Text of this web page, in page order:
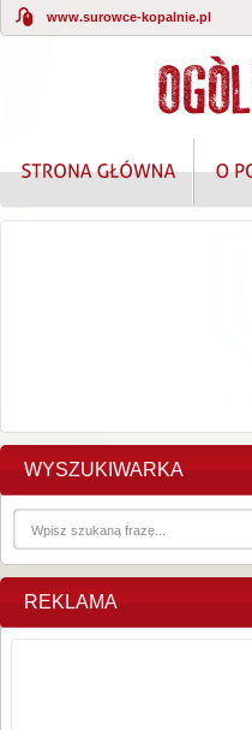
www.surowce-kopalnie.pl
WYSZUKIWARKA
REKLAMA